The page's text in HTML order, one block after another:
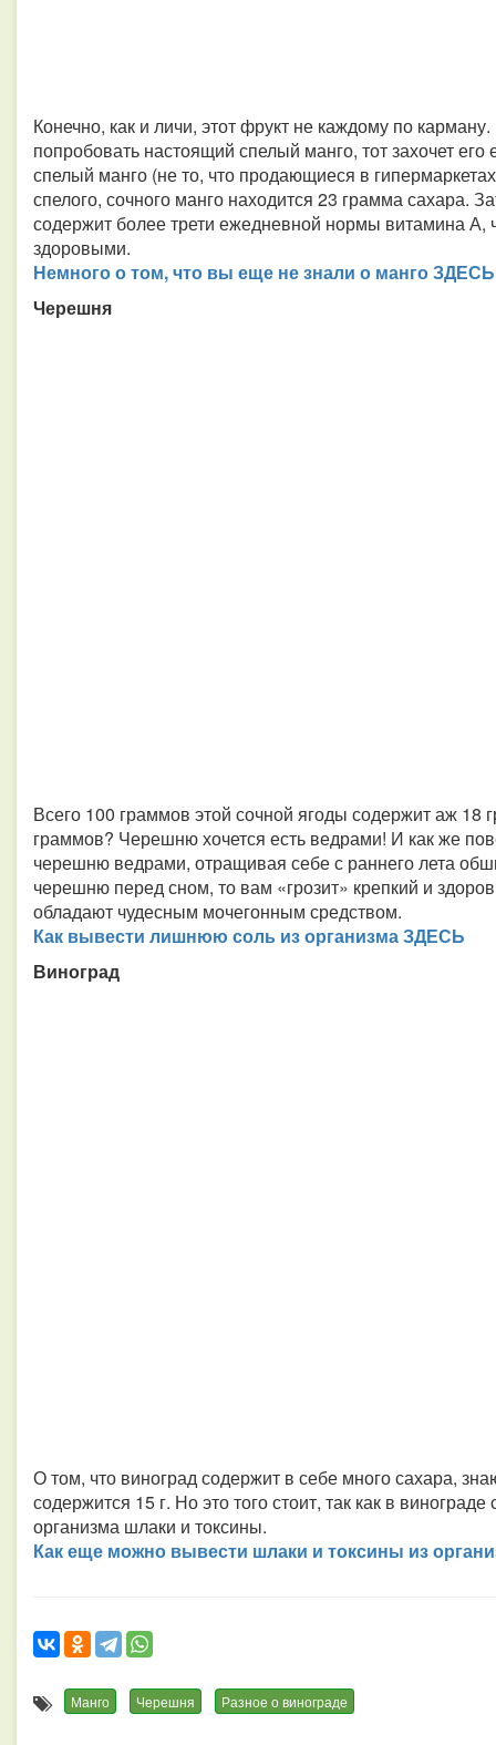
Конечно, как и личи, этот фрукт не каждому по
попробовать настоящий спелый манго, тот захочет
спелый манго (не то, что продающиеся в
спелого, сочного манго находится 23 грамма сахара.
содержит более трети ежедневной нормы витамина А,
здоровыми.
Немного о том, что вы еще не знали о манго ЗДЕСЬ
Черешня
Всего 100 граммов этой сочной ягоды содержит аж 18
граммов? Черешню хочется есть ведрами! И как же
черешню ведрами, отращивая себе с раннего лета
черешню перед сном, то вам «грозит» крепкий и
обладают чудесным мочегонным средством.
Как вывести лишнюю соль из организма ЗДЕСЬ
Виноград
О том, что виноград содержит в себе много сахара,
содержится 15 г. Но это того стоит, так как в
организма шлаки и токсины.
Как еще можно вывести шлаки и токсины из
Манго Черешня Разное о винограде